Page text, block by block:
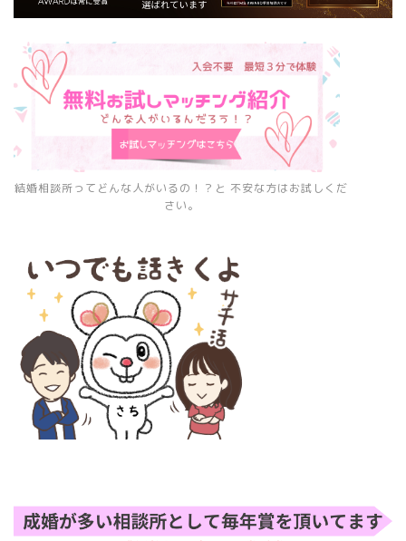
結婚相談所ってどんな人がいるの！？と 不安な方はお試しくだ
さい。